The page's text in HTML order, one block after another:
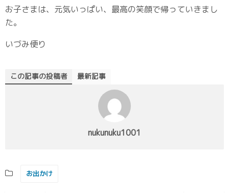
お子さまは、元気いっぱい、最高の笑顔で帰っていきまし
た。
いづみ便り
この記事の投稿者 最新記事
nukunuku1001
お出かけ